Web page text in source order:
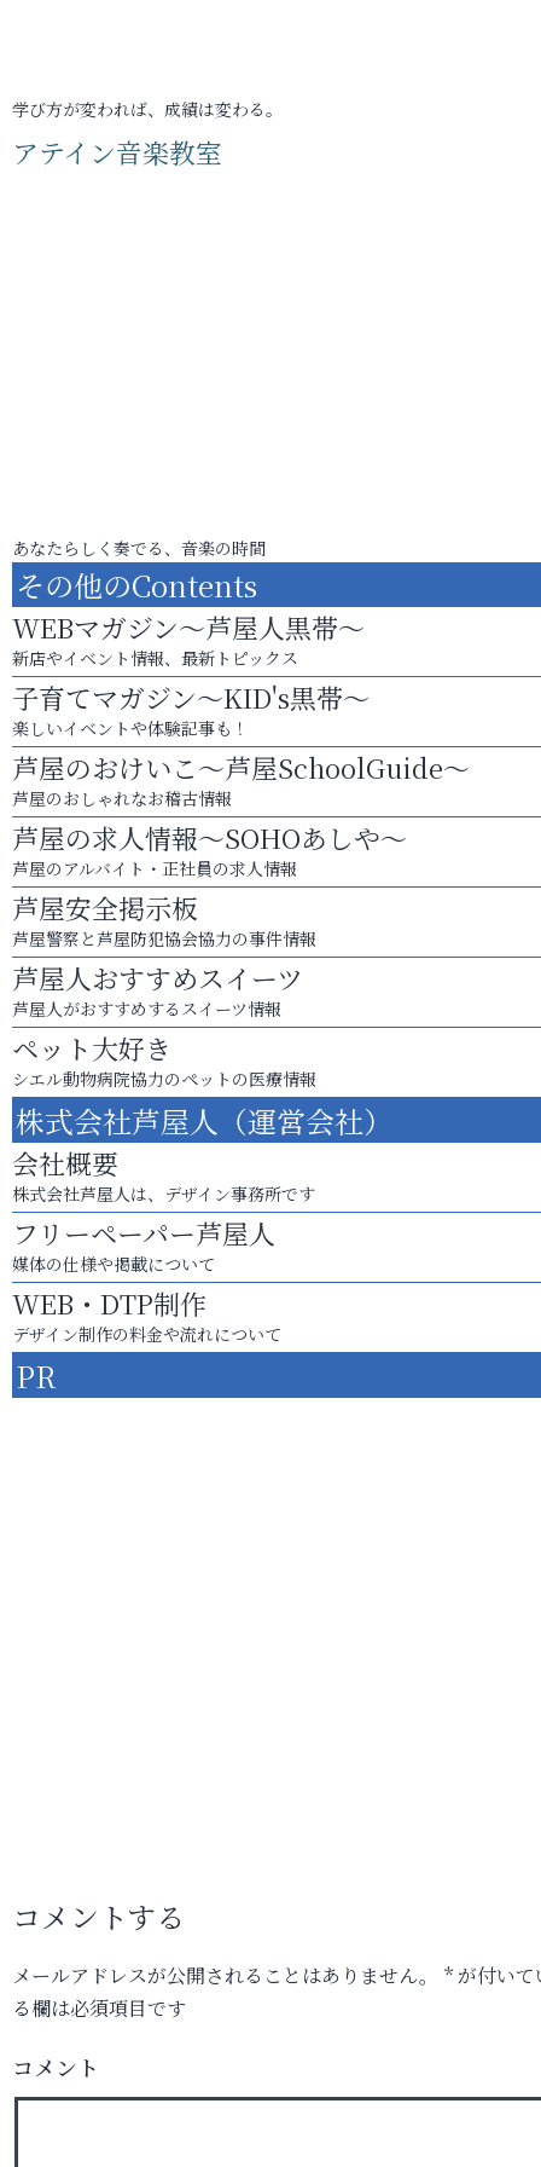
学び方が変われば、成績は変わる。
アテイン音楽教室
あなたらしく奏でる、音楽の時間
その他のContents
WEBマガジン～芦屋人黒帯～
新店やイベント情報、最新トピックス
子育てマガジン～KID's黒帯～
楽しいイベントや体験記事も！
芦屋のおけいこ～芦屋SchoolGuide～
芦屋のおしゃれなお稽古情報
芦屋の求人情報～SOHOあしや～
芦屋のアルバイト・正社員の求人情報
芦屋安全掲示板
芦屋警察と芦屋防犯協会協力の事件情報
芦屋人おすすめスイーツ
芦屋人がおすすめするスイーツ情報
ペット大好き
シエル動物病院協力のペットの医療情報
株式会社芦屋人（運営会社）
会社概要
株式会社芦屋人は、デザイン事務所です
フリーペーパー芦屋人
媒体の仕様や掲載について
WEB・DTP制作
デザイン制作の料金や流れについて
PR
コメントする
メールアドレスが公開されることはありません。 *が付いて
る欄は必須項目です
コメント